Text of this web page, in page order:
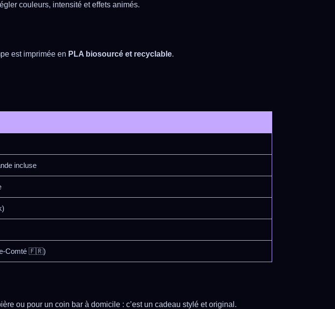
couleurs, intensité et effets animés.
est imprimée en PLA biosourcé et recyclable.
incluse
Comté 🇫🇷)
ou pour un coin bar à domicile : c’est un cadeau stylé et original.